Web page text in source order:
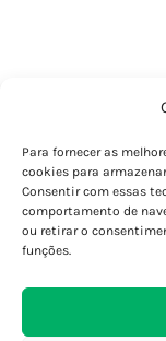
Para fornecer as
cookies para
Consentir com essas
comportamento de
ou retirar o
funções.